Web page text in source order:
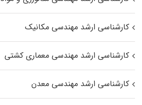
کارشناسی ارشد مهندسی مکانیک
کارشناسی ارشد مهندسی معماری کشتی
کارشناسی ارشد مهندسی معدن